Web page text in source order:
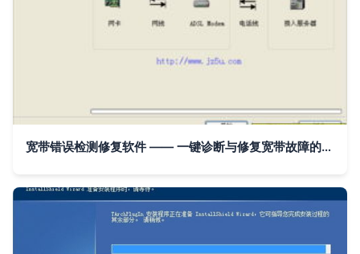
宽带错误检测修复软件 —— 一键诊断与修复宽带故障的智能辅助工具 v1.0绿色版